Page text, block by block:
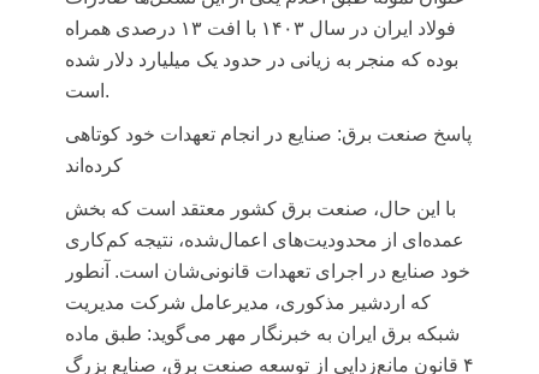
فولاد ایران در سال ۱۴۰۳ با افت ۱۳ درصدی همراه
بوده که منجر به زیانی در حدود یک میلیارد دلار شده
است.
پاسخ صنعت برق: صنایع در انجام تعهدات خود کوتاهی
کرده‌اند
با این حال، صنعت برق کشور معتقد است که بخش
عمده‌ای از محدودیت‌های اعمال‌شده، نتیجه کم‌کاری
خود صنایع در اجرای تعهدات قانونی‌شان است. آنطور
که اردشیر مذکوری، مدیرعامل شرکت مدیریت
شبکه برق ایران به خبرنگار مهر می‌گوید: طبق ماده
۴ قانون مانع‌زدایی از توسعه صنعت برق، صنایع بزرگ